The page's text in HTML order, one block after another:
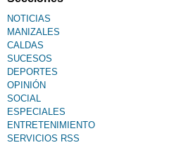
NOTICIAS
MANIZALES
CALDAS
SUCESOS
DEPORTES
OPINIÓN
SOCIAL
ESPECIALES
ENTRETENIMIENTO
SERVICIOS RSS